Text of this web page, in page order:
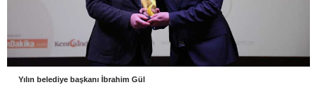
Yılın belediye başkanı İbrahim Gül